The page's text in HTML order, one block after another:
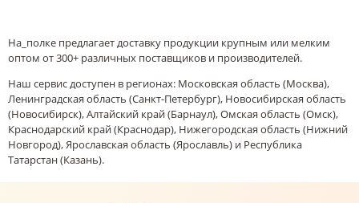
На_полке предлагает доставку продукции крупным или мелким
оптом от 300+ различных поставщиков и производителей.
Наш сервис доступен в регионах: Московская область (Москва),
Ленинградская область (Санкт-Петербург), Новосибирская область
(Новосибирск), Алтайский край (Барнаул), Омская область (Омск),
Краснодарский край (Краснодар), Нижегородская область (Нижний
Новгород), Ярославская область (Ярославль) и Республика
Татарстан (Казань).